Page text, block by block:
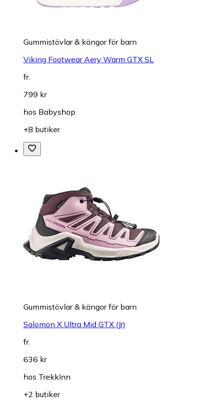
Gummistövlar & kängor för barn
Viking Footwear Aery Warm GTX SL
fr.
799 kr
hos Babyshop
+8 butiker
Gummistövlar & kängor för barn
Salomon X Ultra Mid GTX (Jr)
fr.
636 kr
hos TrekkInn
+2 butiker